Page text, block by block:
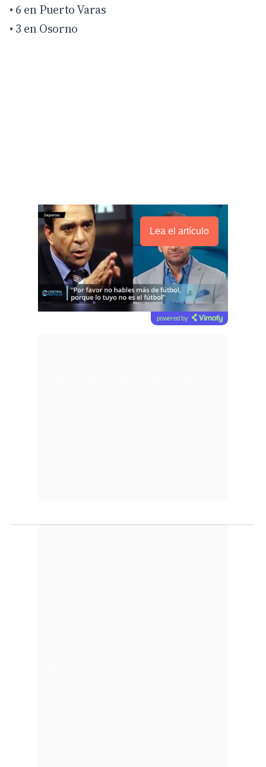
• 6 en Puerto Varas
• 3 en Osorno
Lea el artículo
powered by